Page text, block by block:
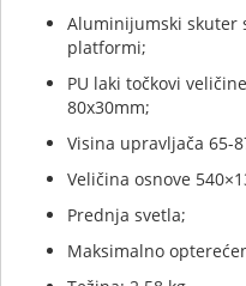
Aluminijumski skuter
platformi;
PU laki točkovi
80x30mm;
Visina upravljača 65-
Veličina osnove
Prednja svetla;
Maksimalno